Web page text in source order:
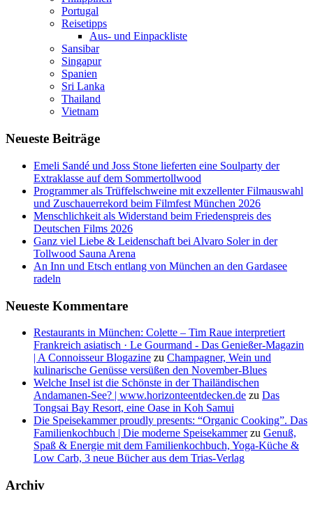
Portugal
Reisetipps
Aus- und Einpackliste
Sansibar
Singapur
Spanien
Sri Lanka
Thailand
Vietnam
Neueste Beiträge
Emeli Sandé und Joss Stone lieferten eine Soulparty der
Extraklasse auf dem Sommertollwood
Programmer als Trüffelschweine mit exzellenter Filmauswahl
und Zuschauerrekord beim Filmfest München 2026
Menschlichkeit als Widerstand beim Friedenspreis des
Deutschen Films 2026
Ganz viel Liebe & Leidenschaft bei Alvaro Soler in der
Tollwood Sauna Arena
An Inn und Etsch entlang von München an den Gardasee
radeln
Neueste Kommentare
Restaurants in München: Colette – Tim Raue interpretiert
Frankreich asiatisch · Le Gourmand - Das Genießer-Magazin
| A Connoisseur Blogazine zu Champagner, Wein und
kulinarische Genüsse versüßen den November-Blues
Welche Insel ist die Schönste in der Thailändischen
Andamanen-See? | www.horizonteentdecken.de zu Das
Tongsai Bay Resort, eine Oase in Koh Samui
Die Speisekammer proudly presents: “Organic Cooking”. Das
Familienkochbuch | Die moderne Speisekammerzu Genuß,
Spaß & Energie mit dem Familienkochbuch, Yoga-Küche &
Low Carb, 3 neue Bücher aus dem Trias-Verlag
Archiv